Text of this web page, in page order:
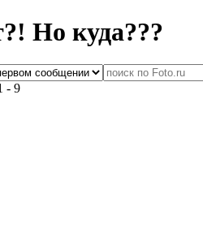
Но куда???
- 9